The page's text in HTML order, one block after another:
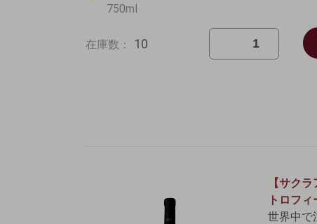
750ml
在庫数： 10
【サク
トロフィ
世界中で